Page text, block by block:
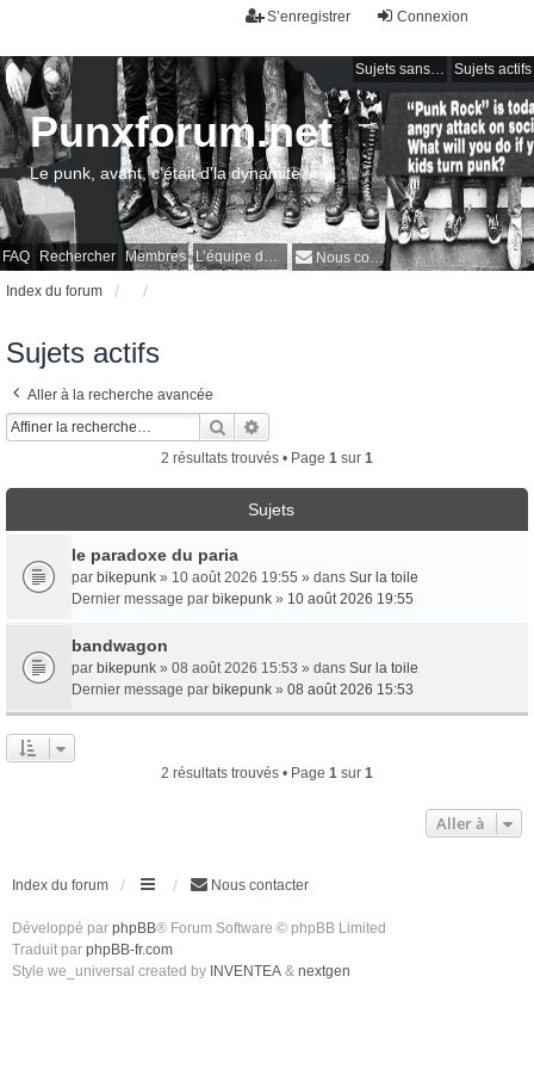
Connexion
S’enregistrer
Sujets sans réponse Sujets actifs
FAQ Rechercher Membres L’équipe du forum Nous contacter
Punxforum.net
Le punk, avant, c'était d'la dynamite !
Index du forum
Sujets actifs
Aller à la recherche avancée
Rechercher
2 résultats trouvés • Page 1 sur 1
Sujets
le paradoxe du paria
par bikepunk » 10 août 2026 19:55 » dans Sur la toile
Dernier message par bikepunk » 10 août 2026 19:55
bandwagon
par bikepunk » 08 août 2026 15:53 » dans Sur la toile
Dernier message par bikepunk » 08 août 2026 15:53
2 résultats trouvés • Page 1 sur 1
Aller à
Index du forum Nous contacter
Développé par phpBB® Forum Software © phpBB Limited
Traduit par phpBB-fr.com
Style we_universal created by INVENTEA & nextgen